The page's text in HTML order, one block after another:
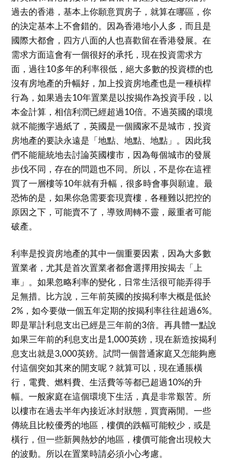
過去的香港，基本上你願意買房子，就算在哪區，你
的決定基本上不會錯的。因為香港地小人多，而且是
國際大都會，四方八面的人也喜歡留在香港發展。在
需求方面這會有一個很好的承托，現在投資需求方
面，過往10多年的利率很低，絕大多數的投資標的也
沒有房地產的升幅好，加上投資房地產也是一種槓桿
行為，如果過去10年置業是以按揭作為投資手段，以
本金計算，相信利潤已經超過10倍。不過英國的環境
就不能搬字過紙了，英國是一個國家不是城市，投資
房地產的要訣永遠是「地點、地點、地點」。因此我
們不能籠統地去討論英國樓市，因為每個城市的發展
步伐不同，存在的問題也不同。所以，不是你在這裡
買了一層樓等10年就有升幅，很多時會事與願違。最
恐怖的是，如果你急需要套現賣樓，各種難以把控的
原因之下，可能賣不了，導致周轉不靈，嚴重者可能
破產。
利率是投資房地產的其中一個重要因素，因為大多數
置業者，尤其是首次置業者都會選擇用按揭去「上
車」。如果忽略利率的變化，日常生活很可能弄得手
足無措。比方說，三年前英國的按揭利率大概是低於
2%，如今要做一個五年定期的按揭利率往往超過6%。
即是單計利息支出已經是三年前的3倍。再具體一點說
如果三年前的利息支出是1,000英鎊，現在新造按揭利
息支出就是3,000英鎊。試問一個普通家庭又怎能夠應
付這個突如其來的開支呢？就算可以，現在通脹橫
行，電費、燃料費、生活費等等都已超過10%的升
幅。一般家庭在這個環境下生活，真是非常艱苦。所
以樓市在過去半年內接近冰封狀態，買賣兩閒。一些
傳統且比較優秀的地區，樓價的跌幅可能較少，或是
橫行，但一些新興熱炒的地區，樓價可能會出現較大
的波動。所以在置業時請必須小心考慮。